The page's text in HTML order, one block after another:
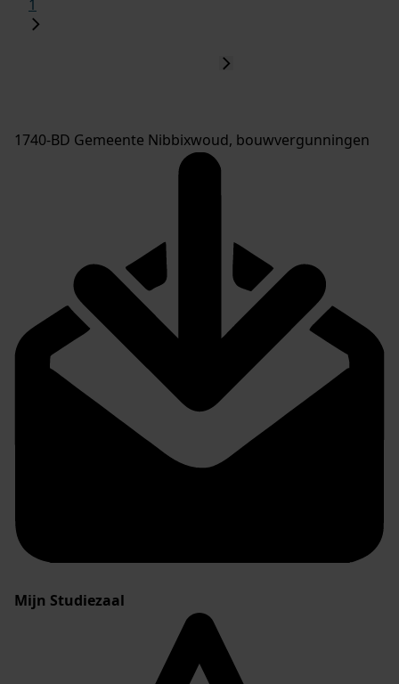
1
1740-BD Gemeente Nibbixwoud, bouwvergunningen
Mijn Studiezaal